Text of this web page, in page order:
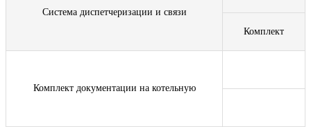
Система диспетчеризации и связи
Комплект
Комплект документации на котельную